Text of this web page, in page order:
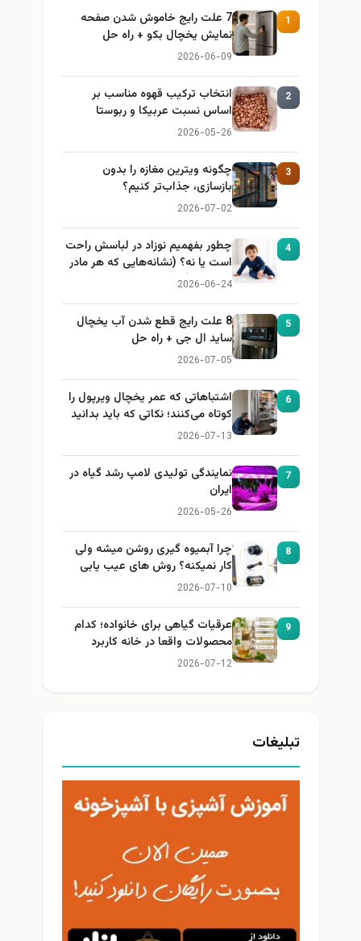
7 علت رایج خاموش شدن صفحه
نمایش یخچال بکو + راه حل
2026-06-09
انتخاب ترکیب قهوه مناسب بر
اساس نسبت عربیکا و ربوستا
2026-05-26
چگونه ویترین مغازه را بدون
بازسازی، جذاب‌تر کنیم؟
2026-07-02
چطور بفهمیم نوزاد در لباسش راحت
است یا نه؟ (نشانه‌هایی که هر مادر
باید بداند)
2026-06-24
8 علت رایج قطع شدن آب یخچال
ساید ال جی + راه حل
2026-07-05
اشتباهاتی که عمر یخچال ویرپول را
کوتاه می‌کنند؛ نکاتی که باید بدانید
2026-07-13
نمایندگی تولیدی لامپ رشد گیاه در
ایران
2026-05-26
چرا آبمیوه گیری روشن میشه ولی
کار نمیکنه؟ روش های عیب یابی
2026-07-10
عرقیات گیاهی برای خانواده؛ کدام
محصولات واقعا در خانه کاربرد
دارند؟
2026-07-12